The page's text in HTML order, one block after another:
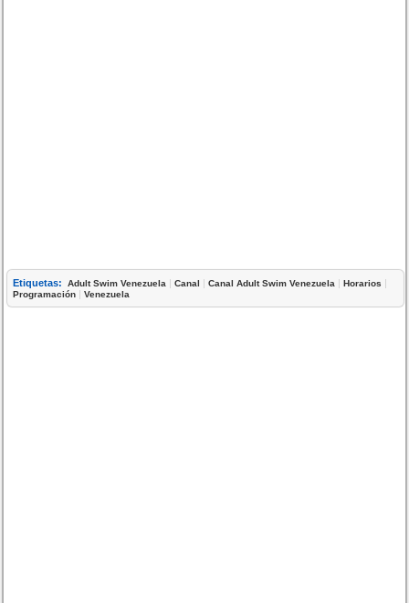
Etiquetas: Adult Swim Venezuela |Canal |Canal Adult Swim Venezuela |Horarios |
Programación |Venezuela